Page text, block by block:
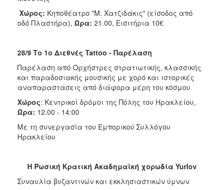
Χώρος: Κηποθέατρο "Μ. Χατζιδάκις" (είσοδος από
οδό Πλαστήρα), Ώρα: 21.00, Εισιτήρια 10€
28/9 Το 1ο Διεθνές Tattoo - Παρέλαση
Παρέλαση από Ορχήστρες στρατιωτικής, κλασσικής
και παραδοσιακής μουσικής με χορό και ιστορικές
αναπαραστάσεις από διάφορα μέρη του κόσμου
Χώρος: Κεντρικοί δρόμοι της Πόλης του Ηρακλείου,
Ώρα: 12.00 - 14:00
Με τη συνεργασία του Εμπορικού Συλλόγου
Ηρακλείου
H Ρωσική Κρατική Ακαδημαϊκή χορωδία Yurlov
Συναυλία βυζαντινών και εκκλησιαστικών ύμνων